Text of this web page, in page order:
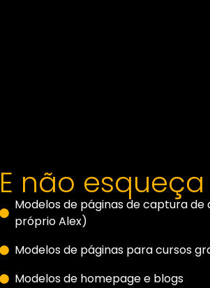
E não
Modelos de páginas de captura
próprio Alex)
Modelos de páginas para cursos
Modelos de homepage e blogs